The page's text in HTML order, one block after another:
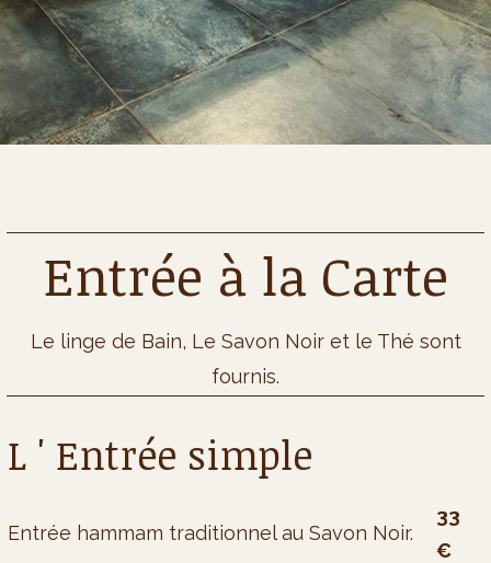
Entrée à la Carte
Le linge de Bain, Le Savon Noir et le Thé sont
fournis.
L ' Entrée simple
Entrée hammam traditionnel au Savon Noir.
33
€